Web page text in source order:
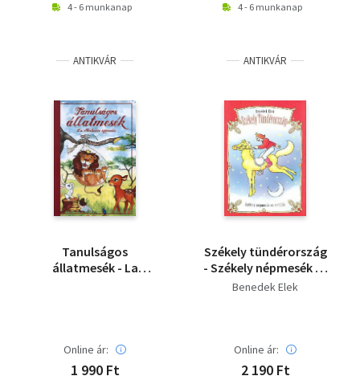
4 - 6 munkanap 4 - 6 munkanap
ANTIKVÁR
Tanulságos
állatmesék - La
Online ár:
1 990 Ft
ANTIKVÁR
Székely tündérország
- Székely népmesék és
mondák
Benedek Elek
Online ár:
2 190 Ft